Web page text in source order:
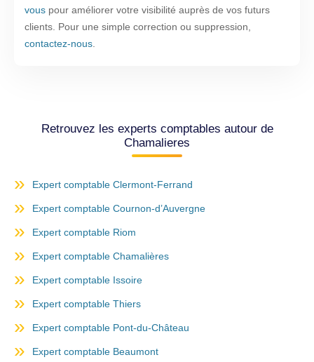
vous pour améliorer votre visibilité auprès de vos futurs
clients. Pour une simple correction ou suppression,
contactez-nous
Retrouvez les experts comptables autour de
Chamalieres
Expert comptable Clermont-Ferrand
Expert comptable Cournon-d’Auvergne
Expert comptable Riom
Expert comptable Chamalières
Expert comptable Issoire
Expert comptable Thiers
Expert comptable Pont-du-Château
Expert comptable Beaumont